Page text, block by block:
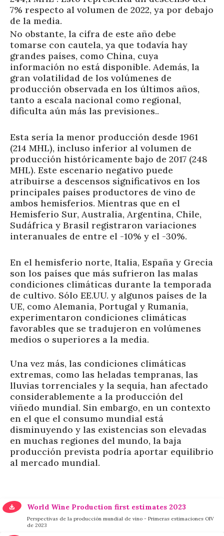
7% respecto al volumen de 2022, ya por debajo
de la media.
No obstante, la cifra de este año debe
tomarse con cautela, ya que todavía hay
grandes países, como China, cuya
información no está disponible. Además, la
gran volatilidad de los volúmenes de
producción observada en los últimos años,
tanto a escala nacional como regional,
dificulta aún más las previsiones..
Esta sería la menor producción desde 1961
(214 MHL), incluso inferior al volumen de
producción históricamente bajo de 2017 (248
MHL). Este escenario negativo puede
atribuirse a descensos significativos en los
principales países productores de vino de
ambos hemisferios. Mientras que en el
Hemisferio Sur, Australia, Argentina, Chile,
Sudáfrica y Brasil registraron variaciones
interanuales de entre el -10% y el -30%.
En el hemisferio norte, Italia, España y Grecia
son los países que más sufrieron las malas
condiciones climáticas durante la temporada
de cultivo. Sólo EE.UU. y algunos países de la
UE, como Alemania, Portugal y Rumanía,
experimentaron condiciones climáticas
favorables que se tradujeron en volúmenes
medios o superiores a la media.
Una vez más, las condiciones climáticas
extremas, como las heladas tempranas, las
lluvias torrenciales y la sequía, han afectado
considerablemente a la producción del
viñedo mundial. Sin embargo, en un contexto
en el que el consumo mundial está
disminuyendo y las existencias son elevadas
en muchas regiones del mundo, la baja
producción prevista podría aportar equilibrio
al mercado mundial.
World Wine Production first estimates 2023
Perspectivas de la producción mundial de vino - Primeras estimaciones OIV
de 2023